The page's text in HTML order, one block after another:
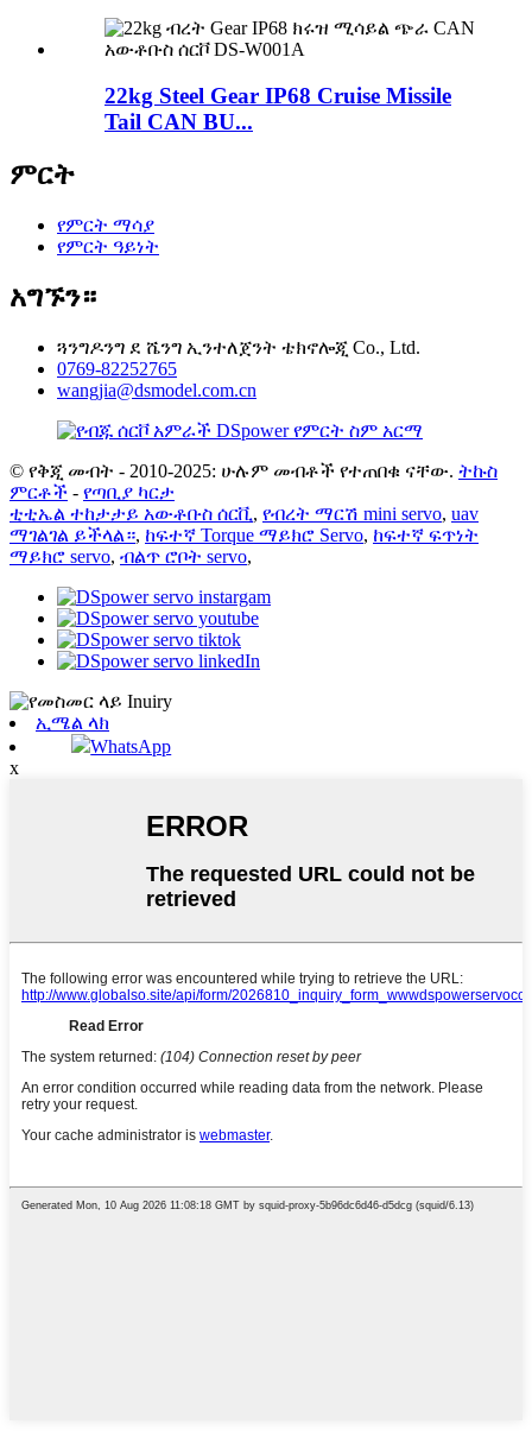
22kg Steel Gear IP68 Cruise Missile
Tail CAN BU...
ምርት
የምርት ማሳያ
የምርት ዓይነት
አግኙን።
ጓንግዶንግ ደ ሼንግ ኢንተለጀንት ቴክኖሎጂ Co., Ltd.
0769-82252765
wangjia@dsmodel.com.cn
© የቅጂ መብት - 2010-2025: ሁሉም መብቶች የተጠበቁ ናቸው. ትኩስ
ምርቶች - የጣቢያ ካርታ
ቲቲኤል ተከታታይ አውቶቡስ ሰርቪ, የብረት ማርሽ mini servo, uav
ማገልገል ይችላል።, ከፍተኛ Torque ማይክሮ Servo, ከፍተኛ ፍጥነት
ማይክሮ servo, ብልጥ ሮቦት servo,
ኢሜል ላክ
WhatsApp
x